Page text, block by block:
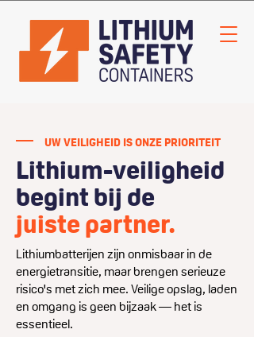
UW VEILIGHEID IS ONZE PRIORITEIT
Lithium-veiligheid
begint bij de
juiste partner.
Lithium­batterijen zijn onmisbaar in de
energie­transitie, maar brengen serieuze
risico's met zich mee. Veilige opslag, laden
en omgang is geen bijzaak — het is
essentieel.